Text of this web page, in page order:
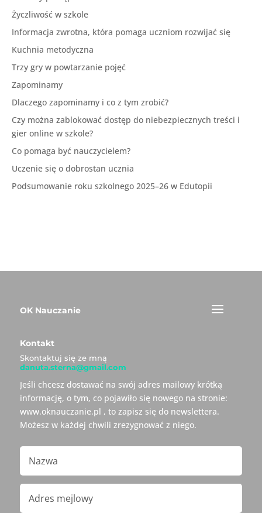
Życzliwość w szkole
Informacja zwrotna, która pomaga uczniom rozwijać się
Kuchnia metodyczna
Trzy gry w powtarzanie pojęć
Zapominamy
Dlaczego zapominamy i co z tym zrobić?
Czy można zablokować dostęp do niebezpiecznych treści i
gier online w szkole?
Co pomaga być nauczycielem?
Uczenie się o dobrostan ucznia
Podsumowanie roku szkolnego 2025–26 w Edutopii
OK Nauczanie
Kontakt
Skontaktuj się ze mną
danuta.sterna@gmail.com
Jeśli chcesz dostawać na swój adres mailowy krótką
informację, o tym, co pojawiło się nowego na stronie:
www.oknauczanie.pl , to zapisz się do newslettera.
Możesz w każdej chwili zrezygnować z niego.